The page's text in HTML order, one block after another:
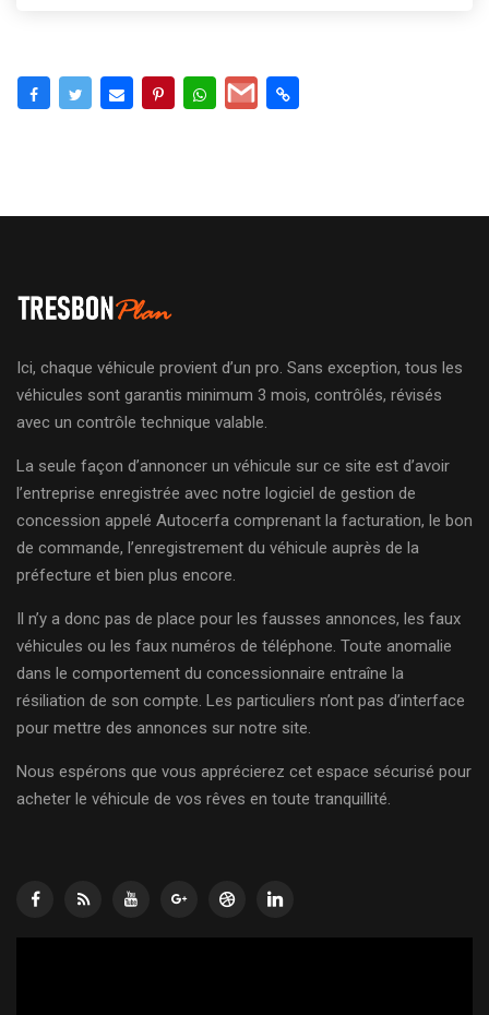
Ici, chaque véhicule provient d’un pro. Sans exception, tous les
véhicules sont garantis minimum 3 mois, contrôlés, révisés
avec un contrôle technique valable.
La seule façon d’annoncer un véhicule sur ce site est d’avoir
l’entreprise enregistrée avec notre logiciel de gestion de
concession appelé Autocerfa comprenant la facturation, le bon
de commande, l’enregistrement du véhicule auprès de la
préfecture et bien plus encore.
Il n’y a donc pas de place pour les fausses annonces, les faux
véhicules ou les faux numéros de téléphone. Toute anomalie
dans le comportement du concessionnaire entraîne la
résiliation de son compte. Les particuliers n’ont pas d’interface
pour mettre des annonces sur notre site.
Nous espérons que vous apprécierez cet espace sécurisé pour
acheter le véhicule de vos rêves en toute tranquillité.